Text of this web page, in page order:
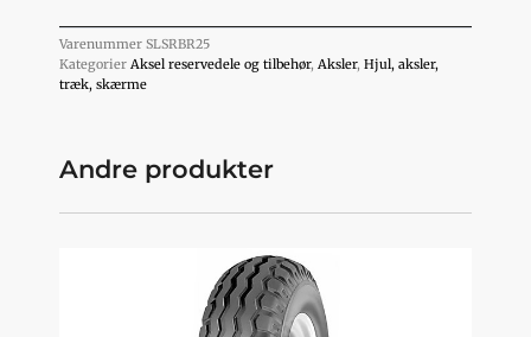
Varenummer SLSRBR25
Kategorier Aksel reservedele og tilbehør, Aksler, Hjul, aksler,
træk, skærme
Andre produkter